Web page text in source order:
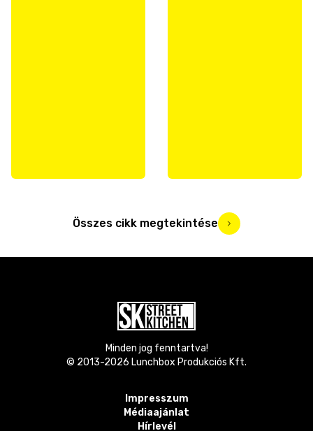
Összes cikk megtekintése
Minden jog fenntartva!
© 2013-2026 Lunchbox Produkciós Kft.
Impresszum
Médiaajánlat
Hírlevél